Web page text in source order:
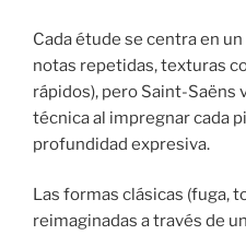
Cada étude se centra en
notas repetidas, texturas
rápidos), pero Saint-Saëns
técnica al impregnar cada
profundidad expresiva.
Las formas clásicas (fuga,
reimaginadas a través de